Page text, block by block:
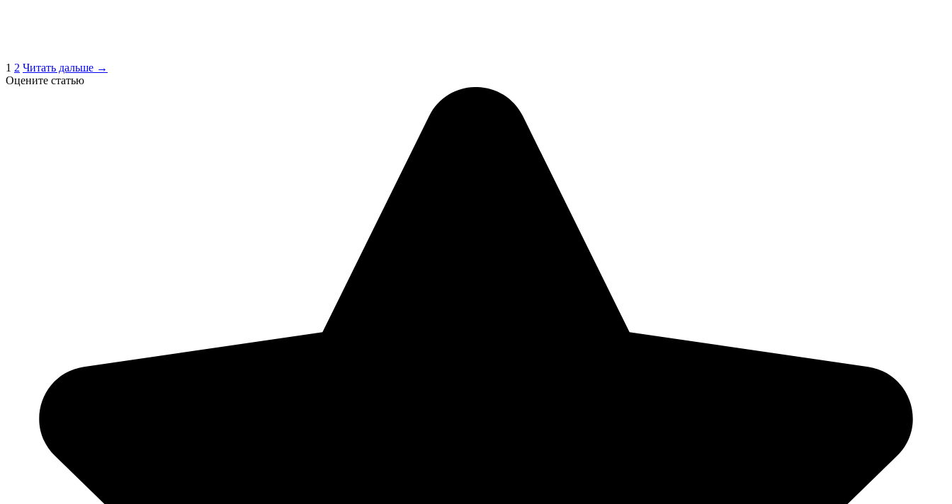
1 2 Читать дальше →
Оцените статью